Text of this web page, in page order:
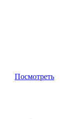
Посмотреть